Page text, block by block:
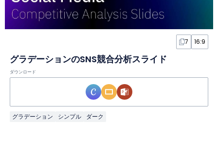
7 16:9
グラデーションのSNS競合分析スライド
ダウンロード
グラデーション シンプル ダーク